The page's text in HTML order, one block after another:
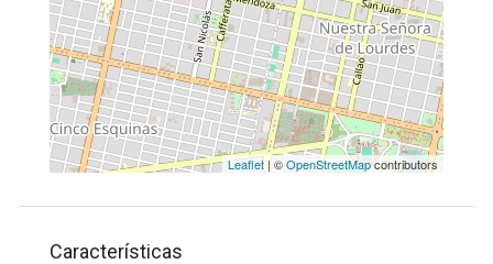
Leaflet | ©OpenStreetMapcontributors
Características